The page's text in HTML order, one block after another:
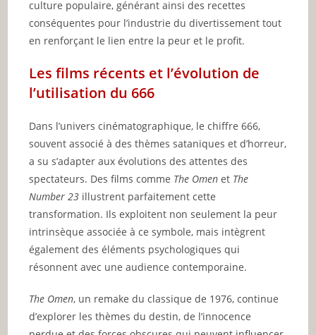
culture populaire, générant ainsi des recettes
conséquentes pour l’industrie du divertissement tout
en renforçant le lien entre la peur et le profit.
Les films récents et l’évolution de
l’utilisation du 666
Dans l’univers cinématographique, le chiffre 666,
souvent associé à des thèmes sataniques et d’horreur,
a su s’adapter aux évolutions des attentes des
spectateurs. Des films comme The Omen et The
Number 23 illustrent parfaitement cette
transformation. Ils exploitent non seulement la peur
intrinsèque associée à ce symbole, mais intègrent
également des éléments psychologiques qui
résonnent avec une audience contemporaine.
The Omen, un remake du classique de 1976, continue
d’explorer les thèmes du destin, de l’innocence